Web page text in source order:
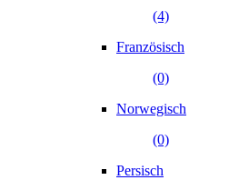
(4)
Französisch
(0)
Norwegisch
(0)
Persisch